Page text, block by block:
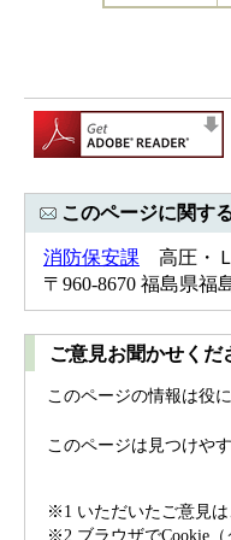
このページに関す
消防保安課 高圧・
〒960-8670 福島県
ご意見お聞かせくだ
このページの情報は役
このページは見つけや
※1 いただいたご意見
※2 ブラウザでCookie